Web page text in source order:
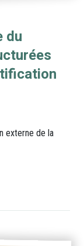
du
externe de la